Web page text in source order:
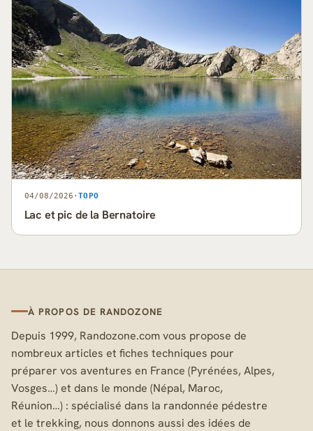
04/08/2026 · TOPO
Lac et pic de la Bernatoire
À PROPOS DE RANDOZONE
Depuis 1999, Randozone.com vous propose de
nombreux articles et fiches techniques pour
préparer vos aventures en France (Pyrénées, Alpes,
Vosges…) et dans le monde (Népal, Maroc,
Réunion…) : spécialisé dans la randonnée pédestre
et le trekking, nous donnons aussi des idées de